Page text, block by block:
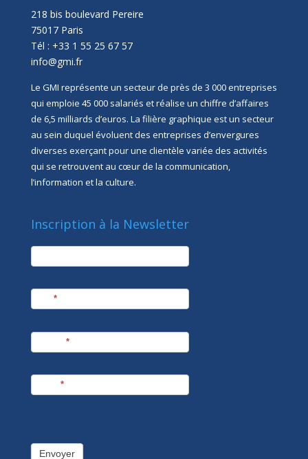
218 bis boulevard Pereire
75017 Paris
Tél : +33 1 55 25 67 57
info@gmi.fr
Le GMI représente un secteur de près de 3 000 entreprises
qui emploie 45 000 salariés et réalise un chiffre d’affaires
de 6,5 milliards d’euros. La filière graphique est un secteur
au sein duquel évoluent des entreprises d’envergures
diverses exerçant pour une clientèle variée des activités
qui se retrouvent au cœur de la communication,
l’information et la culture.
Inscription à la Newsletter
newsletter
*
*
*
Envoyer